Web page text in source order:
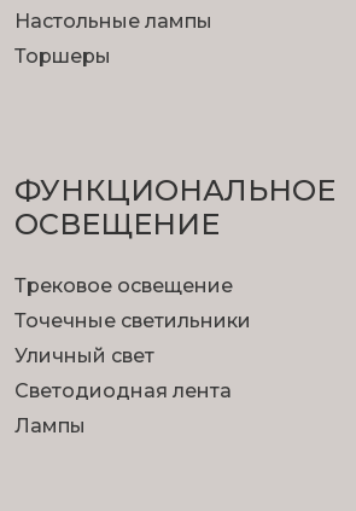
Настольные лампы
Торшеры
ФУНКЦИОНА­ЛЬНОЕ
ОСВЕЩЕНИЕ
Трековое освещение
Точечные светильники
Уличный свет
Светодиодная лента
Лампы